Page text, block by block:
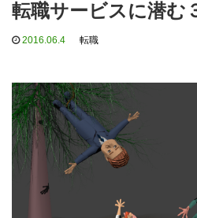
転職サービスに潜む
2016.06.4 転職